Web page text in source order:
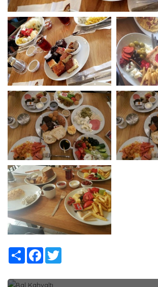
Share Facebook